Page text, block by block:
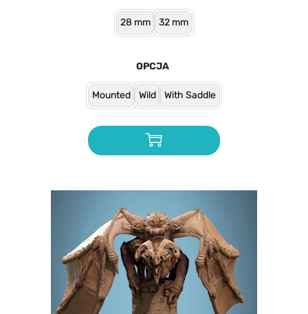
28 mm 32 mm
OPCJA
Mounted Wild With Saddle